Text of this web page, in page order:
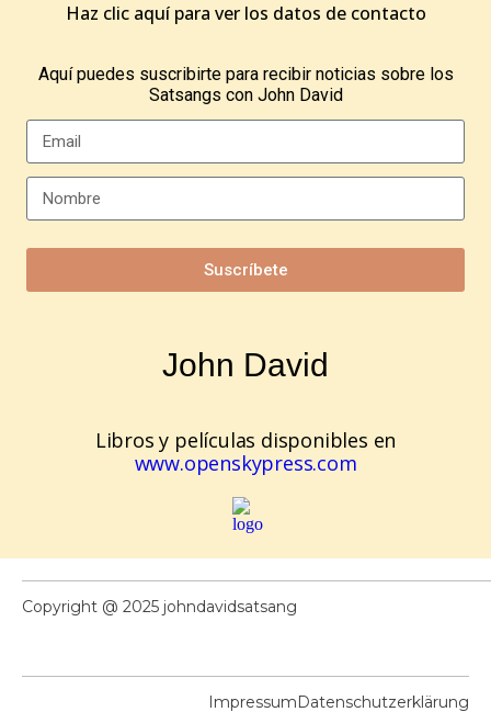
Haz clic aquí para ver los datos de contacto
Aquí puedes suscribirte para recibir noticias sobre los
Satsangs con John David
Suscríbete
John David
Libros y películas disponibles en
www.openskypress.com
Copyright @ 2025 johndavidsatsang
ImpressumDatenschutzerklärung